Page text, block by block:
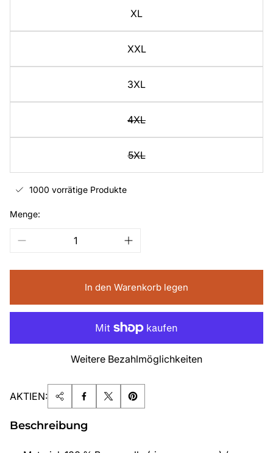
XL
XXL
3XL
4XL
5XL
1000 vorrätige Produkte
Menge:
In den Warenkorb legen
Weitere Bezahlmöglichkeiten
AKTIEN:
Beschreibung